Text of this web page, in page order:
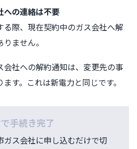
への連絡は不要
る際、現在契約中のガス会社へ解
ません。
会社への解約通知は、変更先の事
す。これは新電力と同じです。
手続き完了
ガス会社に申し込むだけで切